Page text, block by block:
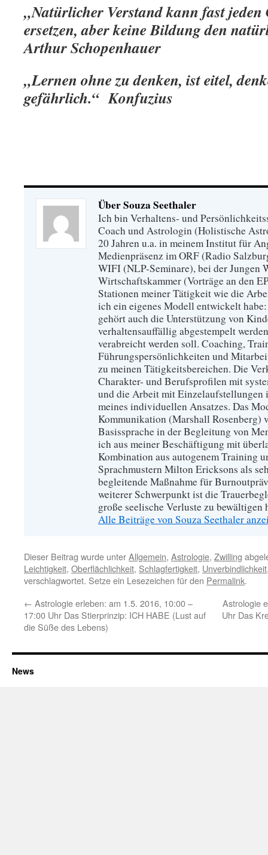
„Natürlicher Verstand kann fast
ersetzen, aber keine Bildung den
Arthur Schopenhauer
„Lernen ohne zu denken, ist eitel,
gefährlich.“ Konfuzius
Über Souza Seethaler
Ich bin Verhaltens- und
Coach und Astrologin (Holistische
20 Jahren u.a. in meinem Institut für
Medienpräsenz im ORF (Radio
WIFI (NLP-Seminare), bei der Jungen
Wirtschaftskammer (Vorträge an den
Stationen meiner Tätigkeit wie die
ich ein eigenes Modell entwickelt
gehört auch die Unterstützung von
verhaltensauffällig abgestempelt
verabreicht werden soll. Coaching,
Führungspersönlichkeiten und
zu meinen Tätigkeitsbereichen. Die
Charakter- und Berufsprofilen mit
und die Arbeit mit Einzelaufstellungen
meines individuellen Ansatzes. Das
Kommunikation (Marshall Rosenberg)
Basissprache in der Begleitung von
ich aus meiner Beschäftigung mit
Kombination aus autogenem Training
Sprachmustern Milton Ericksons als
begleitende Maßnahme für
weiterer Schwerpunkt ist die
große seelische Verluste zu bewältigen
Alle Beiträge von Souza Seethaler
Dieser Beitrag wurde unterAllgemein, Astrologie, Zwilling
Leichtigkeit, Oberflächlichkeit, Schlagfertigkeit, Unverbindlichkeit
verschlagwortet. Setze ein Lesezeichen für den Permalink.
← Astrologie erleben: am 1.5. 2016, 10:00 –
17:00 Uhr Das Stierprinzip: ICH HABE (Lust auf
die Süße des Lebens)
Astrologie
Uhr Das
News